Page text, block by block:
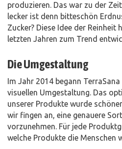
produzieren. Das war zu der
lecker ist denn bitteschön
Zucker? Diese Idee der Reinheit
letzten Jahren zum Trend
Die Umgestaltung
Im Jahr 2014 begann
visuellen Umgestaltung. Das
unserer Produkte wurde
wir fingen an, eine genauere
vorzunehmen. Für jede
welche Produkte die Menschen